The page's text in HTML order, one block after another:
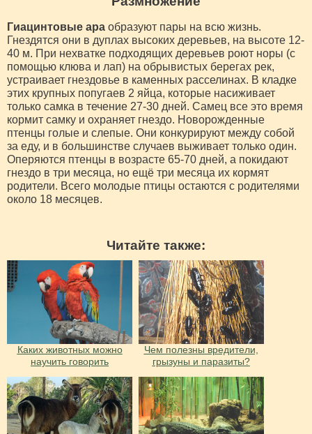
Гиацинтовые ара образуют пары на всю жизнь.
Гнездятся они в дуплах высоких деревьев, на высоте 12-
40 м. При нехватке подходящих деревьев роют норы (с
помощью клюва и лап) на обрывистых берегах рек,
устраивает гнездовье в каменных расселинах. В кладке
этих крупных попугаев 2 яйца, которые насиживает
только самка в течение 27-30 дней. Самец все это время
кормит самку и охраняет гнездо. Новорожденные
птенцы голые и слепые. Они конкурируют между собой
за еду, и в большинстве случаев выживает только один.
Оперяются птенцы в возрасте 65-70 дней, а покидают
гнездо в три месяца, но ещё три месяца их кормят
родители. Всего молодые птицы остаются с родителями
около 18 месяцев.
Читайте также:
Каких животных можно
научить говорить
Чем полезны вредители,
грызуны и паразиты?